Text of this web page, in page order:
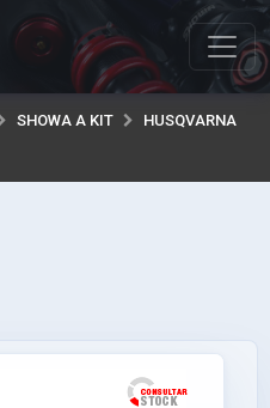
SHOWA A KIT
HUSQVARNA